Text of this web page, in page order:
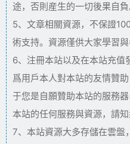
途，否則産生的一切後果自負
5、文章相關資源，不保證
術支持。資源僅供大家學習與
6、注冊本站以及在本站充值
爲用戶本人對本站的友情贊
于您是自願贊助本站的服務
本站的任何服務與資源，請知
7、本站資源大多存儲在雲盤